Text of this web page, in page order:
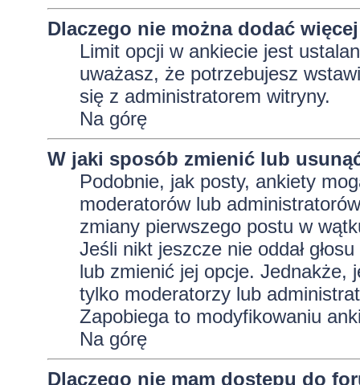
Dlaczego nie można dodać
Limit opcji w ankiecie jest
uważasz, że potrzebujesz
się z administratorem witryny.
Na górę
W jaki sposób zmienić lub
Podobnie, jak posty, ankiety
moderatorów lub
zmiany pierwszego postu w
Jeśli nikt jeszcze nie oddał
lub zmienić jej opcje. Jednakże,
tylko moderatorzy lub
Zapobiega to modyfikowaniu
Na górę
Dlaczego nie mam dostępu do